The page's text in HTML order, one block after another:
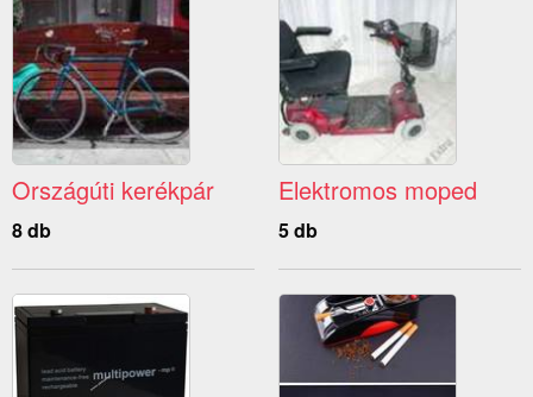
Országúti kerékpár
8 db
Elektromos moped
5 db